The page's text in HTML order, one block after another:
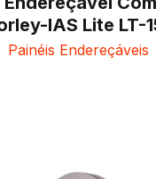
IAS Lite LT-
Painéis Endereçáveis